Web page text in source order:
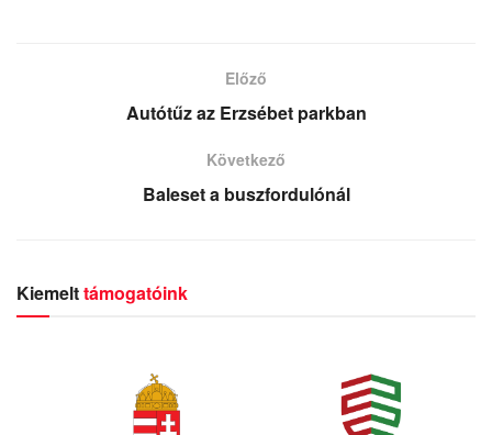
Előző
Autótűz az Erzsébet parkban
Következő
Baleset a buszfordulónál
Kiemelttámogatóink